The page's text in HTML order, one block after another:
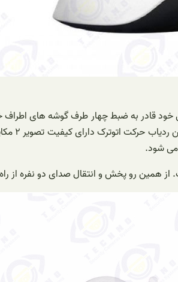
های ۳۶۰ درجه است که با قابلیت چرخشی خود قادر به
ردیاب
می شود.